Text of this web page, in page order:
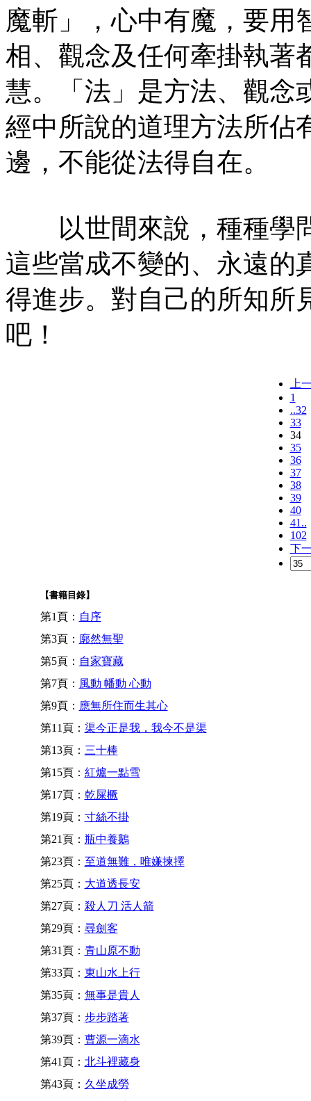
魔斬」，心中有魔，要用
相、觀念及任何牽掛執著
慧。「法」是方法、觀念
經中所說的道理方法所佔
邊，不能從法得自在。
以世間來說，種種學
這些當成不變的、永遠的
得進步。對自己的所知所
吧！
上
1
..32
33
34
35
36
37
38
39
40
41..
102
下
【書籍目錄】
第1頁： 自序
第3頁： 廓然無聖
第5頁： 自家寶藏
第7頁： 風動 幡動 心動
第9頁： 應無所住而生其心
第11頁： 渠今正是我，我今不是渠
第13頁： 三十棒
第15頁： 紅爐一點雪
第17頁： 乾屎橛
第19頁： 寸絲不掛
第21頁： 瓶中養鵝
第23頁： 至道無難，唯嫌揀擇
第25頁： 大道透長安
第27頁： 殺人刀 活人箭
第29頁： 尋劍客
第31頁： 青山原不動
第33頁： 東山水上行
第35頁： 無事是貴人
第37頁： 步步踏著
第39頁： 曹源一滴水
第41頁： 北斗裡藏身
第43頁： 久坐成勞